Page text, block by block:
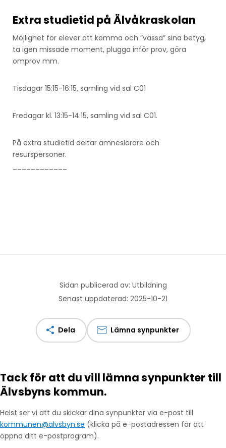
Extra studietid på Älvåkraskolan
Möjlighet för elever att komma och ”vässa” sina betyg,
ta igen missade moment, plugga inför prov, göra
omprov mm.
Tisdagar 15:15-16:15, samling vid sal C01
Fredagar kl. 13:15-14:15, samling vid sal C01.
På extra studietid deltar ämneslärare och
resurspersoner.
Sidan publicerad av: Utbildning
Senast uppdaterad: 2025-10-21
Dela Lämna synpunkter
Tack för att du vill lämna synpunkter till
Älvsbyns kommun.
Helst ser vi att du skickar dina synpunkter via e-post till
kommunen@alvsbyn.se (klicka på e-postadressen för att
öppna ditt e-postprogram).